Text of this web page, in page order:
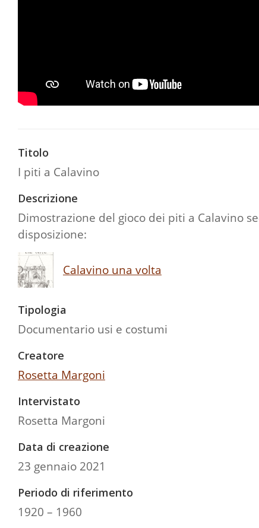
Titolo
I piti a Calavino
Descrizione
Dimostrazione del gioco dei piti a Calavino
disposizione:
Calavino una volta
Tipologia
Documentario usi e costumi
Creatore
Rosetta Margoni
Intervistato
Rosetta Margoni
Data di creazione
23 gennaio 2021
Periodo di riferimento
1920 – 1960